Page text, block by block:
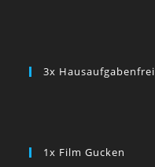
3x Hausaufgabenfrei
1x Film Gucken